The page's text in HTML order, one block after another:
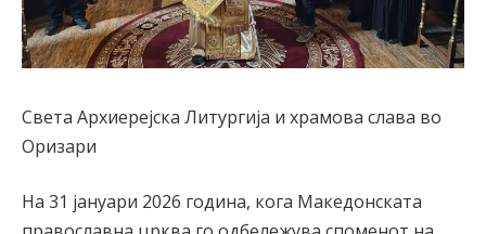
Света Архиерејска Литургија и храмова слава во
Оризари
На 31 јануари 2026 година, кога Македонската